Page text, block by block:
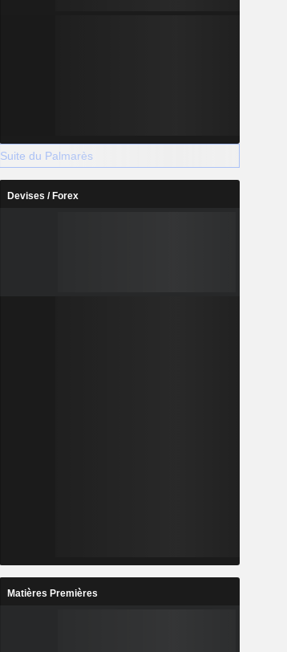
Suite du Palmarès
Devises / Forex
Matières Premières